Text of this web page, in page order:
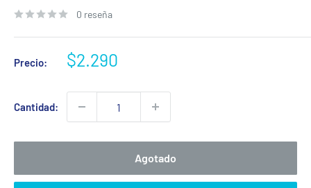
0 reseña
Precio:
Precio
venta
$2.290
Cantidad:
Agotado